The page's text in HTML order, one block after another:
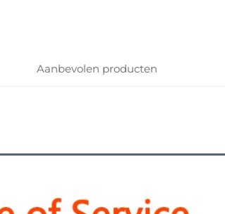
Aanbevolen producten